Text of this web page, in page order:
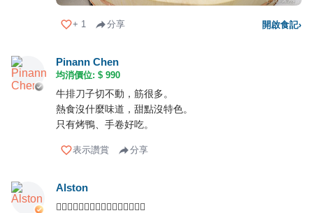
+ 1 分享 開啟食記›
Pinann Chen
均消價位: $ 990
牛排刀子切不動，筋很多。
熱食沒什麼味道，甜點沒特色。
只有烤鴨、手卷好吃。
表示讚賞 分享
Alston
👍🏻👍🏻👍🏻👍🏻👍🏻👍🏻👍🏻👍🏻